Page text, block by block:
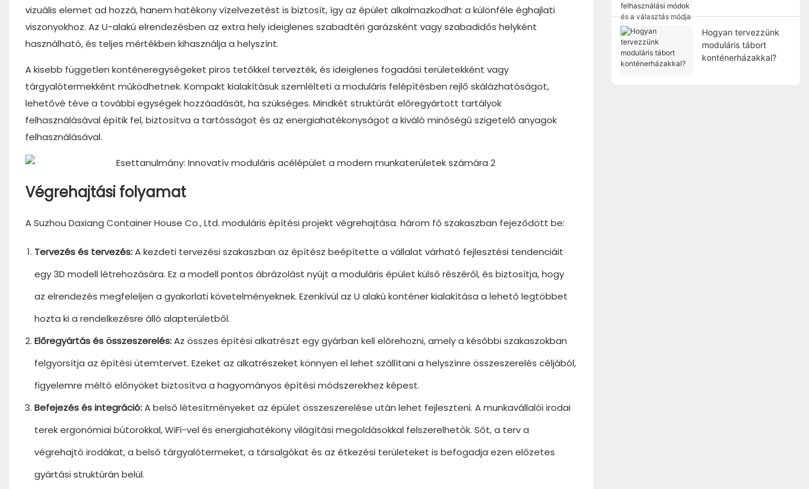
vizuális elemet ad hozzá, hanem hatékony vízelvezetést is biztosít, így az épület alkalmazkodhat a különféle éghajlati
viszonyokhoz. Az U-alakú elrendezésben az extra hely ideiglenes szabadtéri garázsként vagy szabadidős helyként
használható, és teljes mértékben kihasználja a helyszínt.
A kisebb független konténeregységeket piros tetőkkel tervezték, és ideiglenes fogadási területekként vagy
tárgyalótermekként működhetnek. Kompakt kialakításuk szemlélteti a moduláris felépítésben rejlő skálázhatóságot,
lehetővé téve a további egységek hozzáadását, ha szükséges. Mindkét struktúrát előregyártott tartályok
felhasználásával építik fel, biztosítva a tartósságot és az energiahatékonyságot a kiváló minőségű szigetelő anyagok
felhasználásával.
Végrehajtási folyamat
A Suzhou Daxiang Container House Co., Ltd. moduláris építési projekt végrehajtása. három fő szakaszban fejeződött be:
Tervezés és tervezés:A kezdeti tervezési szakaszban az építész beépítette a vállalat várható fejlesztési tendenciáit
egy 3D modell létrehozására. Ez a modell pontos ábrázolást nyújt a moduláris épület külső részéről, és biztosítja, hogy
az elrendezés megfeleljen a gyakorlati követelményeknek. Ezenkívül az U alakú konténer kialakítása a lehető legtöbbet
hozta ki a rendelkezésre álló alapterületből.
Előregyártás és összeszerelés:Az összes építési alkatrészt egy gyárban kell elõrehozni, amely a későbbi szakaszokban
felgyorsítja az építési ütemtervet. Ezeket az alkatrészeket könnyen el lehet szállítani a helyszínre összeszerelés céljából,
figyelemre méltó előnyöket biztosítva a hagyományos építési módszerekhez képest.
Befejezés és integráció:A belső létesítményeket az épület összeszerelése után lehet fejleszteni. A munkavállalói irodai
terek ergonómiai bútorokkal, WiFi-vel és energiahatékony világítási megoldásokkal felszerelhetők. Sőt, a terv a
végrehajtó irodákat, a belső tárgyalótermeket, a társalgókat és az étkezési területeket is befogadja ezen előzetes
gyártási struktúrán belül.
módja
Hogyan tervezzünk
moduláris tábort
konténerházakkal?